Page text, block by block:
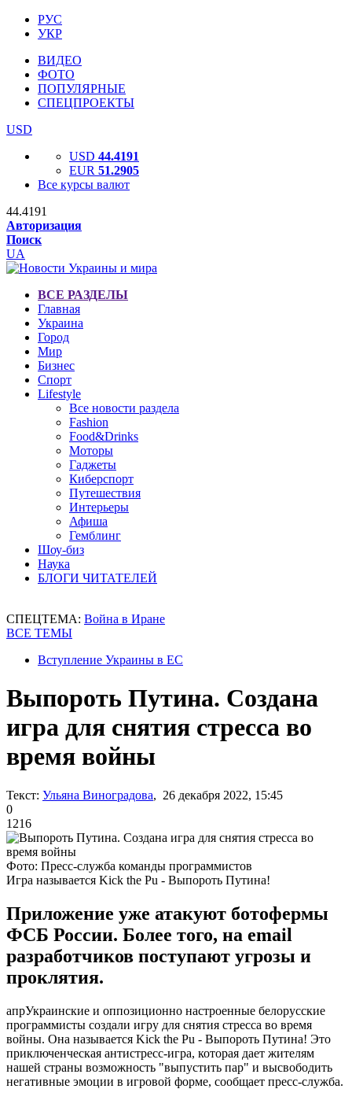
РУС
УКР
ВИДЕО
ФОТО
ПОПУЛЯРНЫЕ
СПЕЦПРОЕКТЫ
USD
USD 44.4191
EUR 51.2905
Все курсы валют
44.4191
Авторизация
Поиск
UA
ВСЕ РАЗДЕЛЫ
Главная
Украина
Город
Мир
Бизнес
Спорт
Lifestyle
Все новости раздела
Fashion
Food&Drinks
Моторы
Гаджеты
Киберспорт
Путешествия
Интерьеры
Афиша
Гемблинг
Шоу-биз
Наука
БЛОГИ ЧИТАТЕЛЕЙ
СПЕЦТЕМА: Война в Иране
ВСЕ ТЕМЫ
Вступление Украины в ЕС
Выпороть Путина. Создана
игра для снятия стресса во
время войны
Текст: Ульяна Виноградова, 26 декабря 2022, 15:45
0
1216
Фото: Пресс-служба команды программистов
Игра называется Kick the Pu - Выпороть Путина!
Приложение уже атакуют ботофермы
ФСБ России. Более того, на email
разработчиков поступают угрозы и
проклятия.
апрУкраинские и оппозиционно настроенные белорусские
программисты создали игру для снятия стресса во время
войны. Она называется Kick the Pu - Выпороть Путина! Это
приключенческая антистресс-игра, которая дает жителям
нашей страны возможность "выпустить пар" и высвободить
негативные эмоции в игровой форме, сообщает пресс-служба.